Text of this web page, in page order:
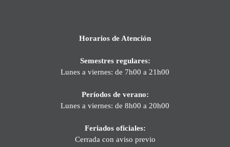
Horarios de Atención
Semestres regulares:
Lunes a viernes: de 7h00 a 21h00
Períodos de verano:
Lunes a viernes: de 8h00 a 20h00
Feriados oficiales:
Cerrada con aviso previo